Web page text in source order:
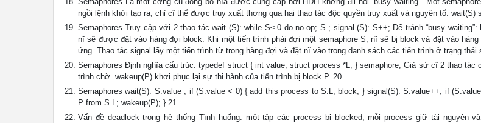
ngồi lệnh khởi tạo ra, chỉ cĩ thể được truy xuất thơng qua hai thao tác độc quyền truy xuất và nguyên tố: wait(S)
Semaphores Truy cập với 2 thao tác wait (S): while S≤ 0 do no-op; S ; signal (S): S++; Để tránh “busy
nĩ sẽ được đặt vào hàng đợi block. Khi một tiến trình phải đợi một semaphore S, nĩ sẽ bị block và đặt vào
ứng. Thao tác signal lấy một tiến trình từ trong hàng đợi và đặt nĩ vào trong danh sách các tiến trình ở trạng thái
Semaphores Định nghĩa cấu trúc: typedef struct { int value; struct process *L; } semaphore; Giả sử cĩ 2 thao tác
trình chờ. wakeup(P) khơi phục lại sự thi hành của tiến trình bị block P. 20
Semaphores wait(S): S.value ; if (S.value < 0) { add this process to S.L; block; } signal(S): S.value++; if
P from S.L; wakeup(P); } 21
Vấn đề deadlock trong hệ thống Tình huống: một tập các process bị blocked, mỗi process giữ tài nguyên